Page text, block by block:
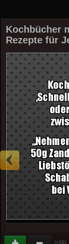
Kochbücher
Rezepte für
(+20)